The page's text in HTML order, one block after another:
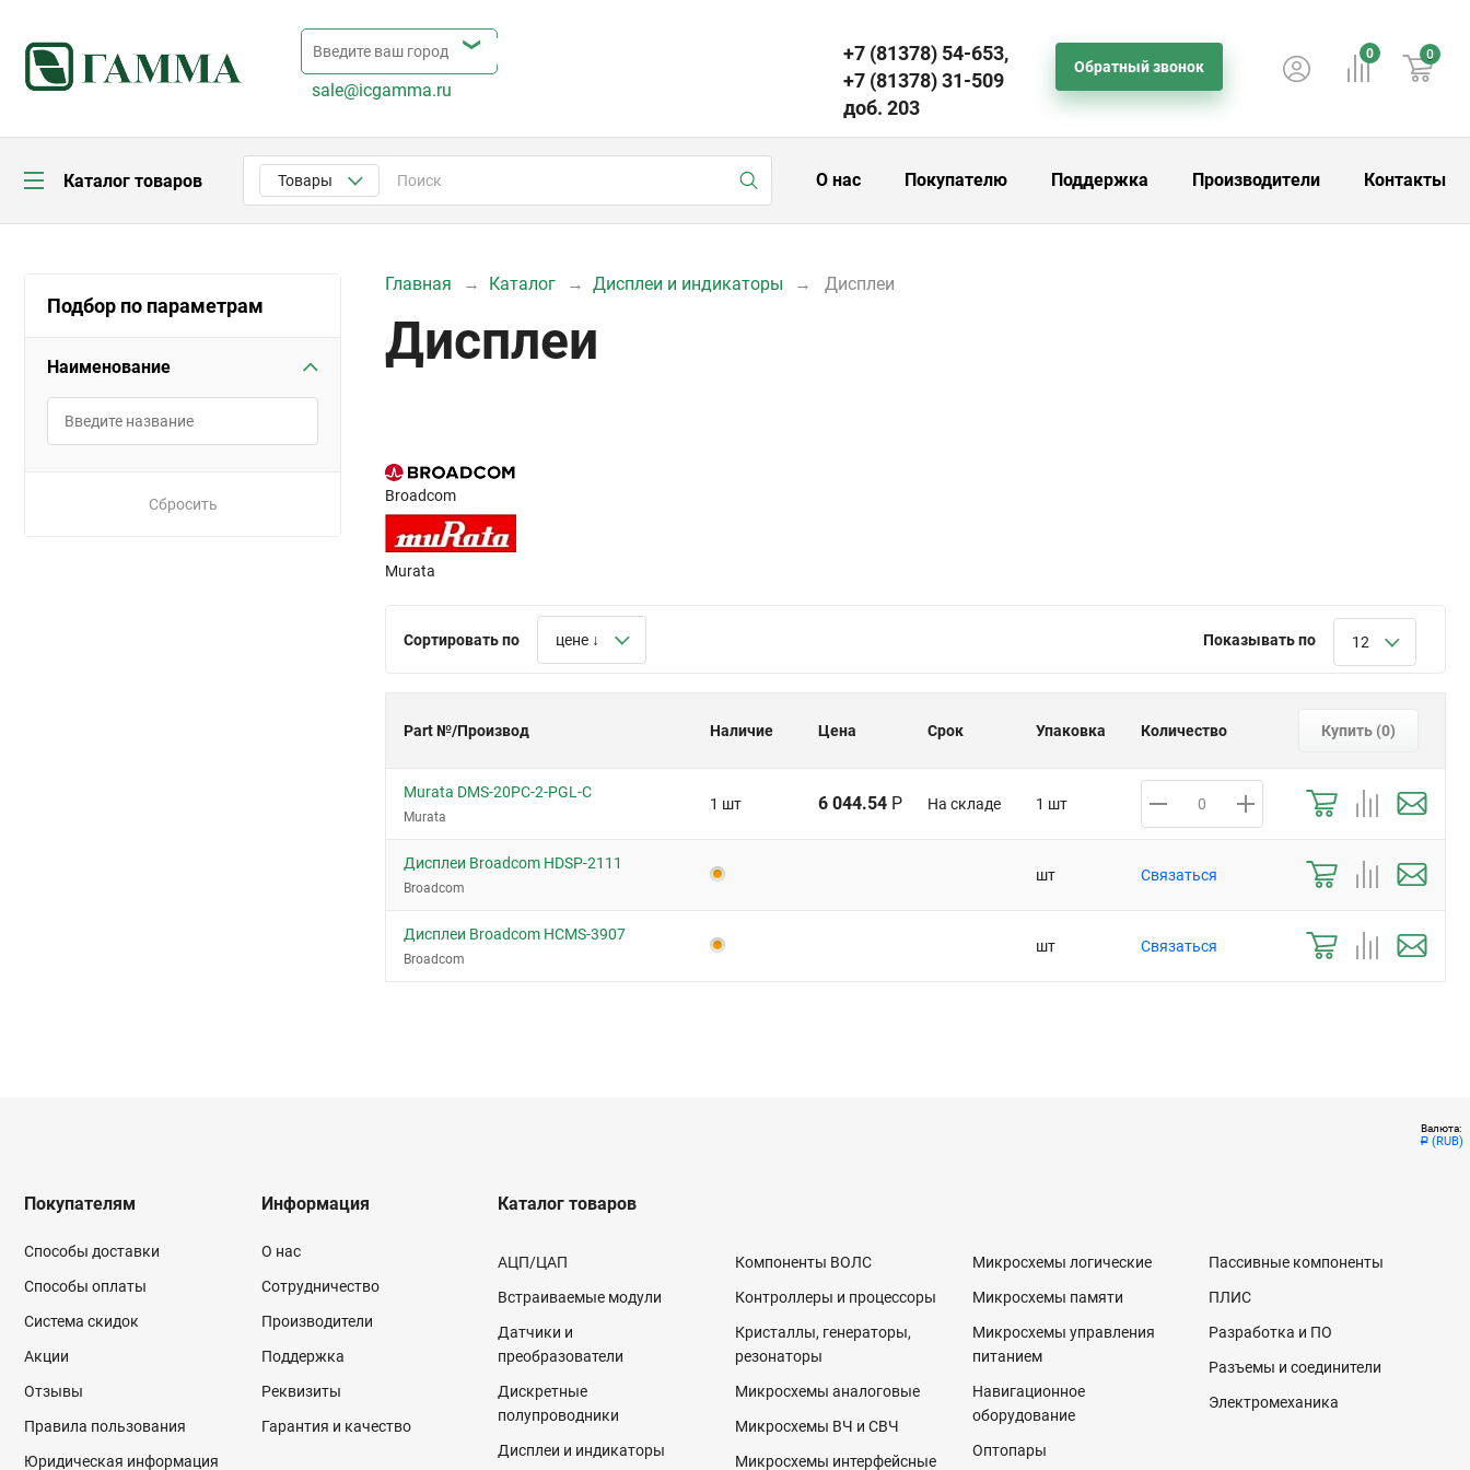
Валюта:
Р (RUB)
+7 (81378) 54-653,
+7 (81378) 31-509
доб. 203
Обратный звонок
sale@icgamma.ru
0 0
Каталог товаров Товары О нас Покупателю Поддержка Производители Контакты
Подбор по параметрам
Наименование
Сбросить
Главная Каталог Дисплеи и индикаторы Дисплеи
Дисплеи
Broadcom
Murata
Сортировать по цене ↓ Показывать по 12
Part №/Производ Наличие Цена Срок Упаковка Количество Купить (0)
Murata DMS-20PC-2-PGL-C
Murata
1 шт 6 044.54 Р На складе 1 шт
Дисплеи Broadcom HDSP-2111
Broadcom
шт Связаться
Дисплеи Broadcom HCMS-3907
Broadcom
шт Связаться
Покупателям
Способы доставки
Способы оплаты
Система скидок
Акции
Отзывы
Правила пользования
Юридическая информация
Информация
О нас
Сотрудничество
Производители
Поддержка
Реквизиты
Гарантия и качество
Каталог товаров
АЦП/ЦАП
Встраиваемые модули
Датчики и
преобразователи
Дискретные
полупроводники
Дисплеи и индикаторы
Компоненты ВОЛС
Контроллеры и процессоры
Кристаллы, генераторы,
резонаторы
Микросхемы аналоговые
Микросхемы ВЧ и СВЧ
Микросхемы интерфейсные
Микросхемы логические
Микросхемы памяти
Микросхемы управления
питанием
Навигационное
оборудование
Оптопары
Пассивные компоненты
ПЛИС
Разработка и ПО
Разъемы и соединители
Электромеханика